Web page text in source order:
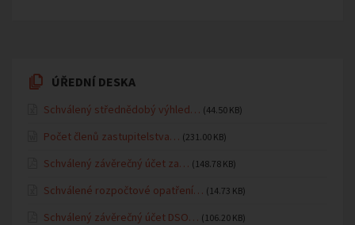
ÚŘEDNÍ DESKA
Schválený střednědobý výhled… (44.50 KB)
Počet členů zastupitelstva… (231.00 KB)
Schválený závěrečný účet za… (148.78 KB)
Schválené rozpočtové opatření… (14.73 KB)
Schválený závěrečný účet DSO… (106.20 KB)